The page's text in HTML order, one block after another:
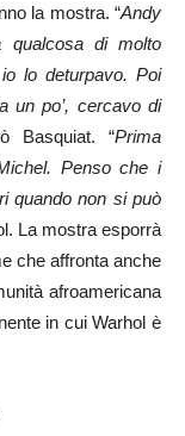
la mostra. “Andy
qualcosa di molto
lo deturpavo. Poi
un po’, cercavo di
Basquiat. “Prima
Penso che i
quando non si può
La mostra esporrà
che affronta anche
afroamericana
in cui Warhol è